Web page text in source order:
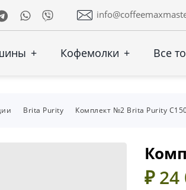
TelegramWhatsapp
Viber
+ Кофемолки + Все
Brita Purity Комплект №2 Brita Purity
₽ 24